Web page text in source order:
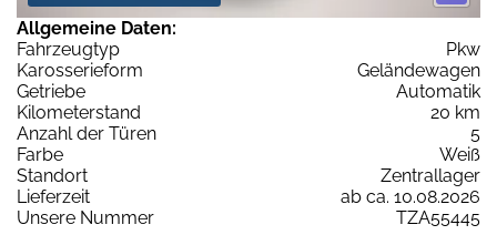
Allgemeine Daten:
Fahrzeugtyp
Pkw
Karosserieform
Geländewagen
Getriebe
Automatik
Kilometerstand
20 km
Anzahl der Türen
5
Farbe
Weiß
Standort
Zentrallager
Lieferzeit
ab ca. 10.08.2026
Unsere Nummer
TZA55445